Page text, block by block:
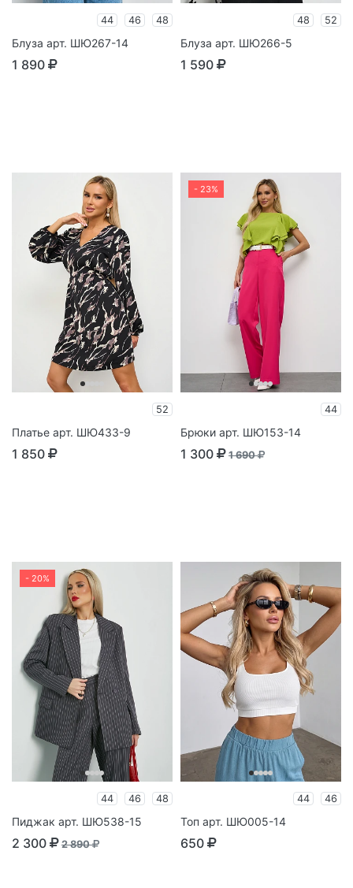
44 46 48
Блуза арт. ШЮ267-14
1 890
48 52
Блуза арт. ШЮ266-5
1 590
52
Платье арт. ШЮ433-9
1 850
- 23%
44
Брюки арт. ШЮ153-14
1 300 1 690
- 20%
44 46 48
Пиджак арт. ШЮ538-15
2 300 2 890
44 46
Топ арт. ШЮ005-14
650